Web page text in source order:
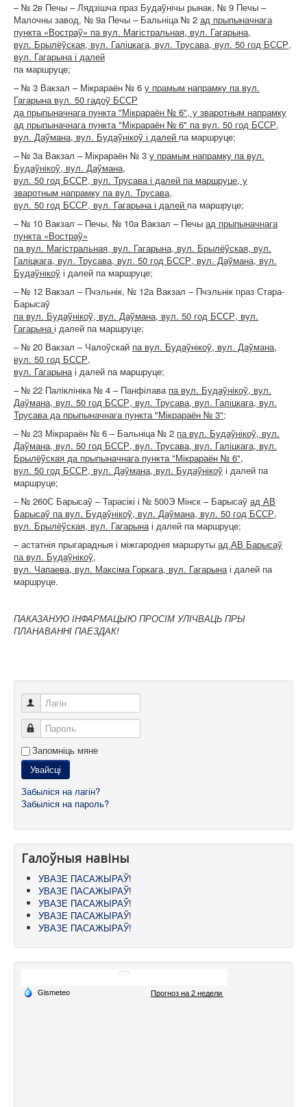
– № 2в Печы – Лядзішча праз Будаўнічы рынак, № 9 Печы –
Малочны завод, № 9а Печы – Бальніца № 2 ад прыпыначнага
пункта «Востраў» па вул. Магістральная, вул. Гагарына,
вул. Брылёўская, вул. Галіцкага, вул. Трусава, вул. 50 год БССР,
вул. Гагарына і далей
па маршруце;
– № 3 Вакзал – Мікрараён № 6 у прамым напрамку па вул.
Гагарына вул. 50 гадоў БССР
да прыпыначнага пункта "Мікрараён № 6", у зваротным напрамку
ад прыпыначнага пункта "Мікрараён № 6" па вул. 50 год БССР,
вул. Даўмана, вул. Будаўнікоў і далей па маршруце;
– № 3а Вакзал – Мікрараён № 3 у прамым напрамку па вул.
Будаўнікоў, вул. Даўмана,
вул. 50 год БССР, вул. Трусава і далей па маршруце, у
зваротным напрамку па вул. Трусава,
вул. 50 год БССР, вул. Гагарына і далей па маршруце;
– № 10 Вакзал – Печы, № 10а Вакзал – Печы ад прыпыначнага
пункта «Востраў»
па вул. Магістральная, вул. Гагарына, вул. Брылёўская, вул.
Галіцкага, вул. Трусава, вул. 50 год БССР, вул. Даўмана, вул.
Будаўнікоў і далей па маршруце;
– № 12 Вакзал – Пчэльнік, № 12а Вакзал – Пчэльнік праз Стара-
Барысаў
па вул. Будаўнікоў, вул. Даўмана, вул. 50 год БССР, вул.
Гагарынаі далей па маршруце;
– № 20 Вакзал – Чалоўскай па вул. Будаўнікоў, вул. Даўмана,
вул. 50 год БССР,
вул. Гагарынаі далей па маршруце;
– № 22 Паліклініка № 4 – Панфілава па вул. Будаўнікоў, вул.
Даўмана, вул. 50 год БССР, вул. Трусава, вул. Галіцкага, вул.
Трусава да прыпыначнага пункта "Мікрараён № 3";
– № 23 Мікрараён № 6 – Бальніца № 2 па вул. Будаўнікоў, вул.
Даўмана, вул. 50 год БССР, вул. Трусава, вул. Галіцкага, вул.
Брылёўская да прыпыначнага пункта "Мікрараён № 6",
вул. 50 год БССР, вул. Даўмана, вул. Будаўнікоў і далей па
маршруце;
– № 260С Барысаў – Тарасікі і № 500Э Мінск – Барысаў ад АВ
Барысаў па вул. Будаўнікоў, вул. Даўмана, вул. 50 год БССР,
вул. Брылёўская, вул. Гагарынаі далей па маршруце;
– астатнія прыгарадныя і міжгароднія маршруты ад АВ Барысаў
па вул. Будаўнікоў,
вул. Чапаева, вул. Максіма Горкага, вул. Гагарынаі далей па
маршруце.
ПАКАЗАНУЮ ІНФАРМАЦЫЮ ПРОСІМ УЛІЧВАЦЬ ПРЫ
ПЛАНАВАННІ ПАЕЗДАК!
Лагін
Пароль
Запомніць мяне
Увайсці
Забыліся на лагін?
Забыліся на пароль?
Галоўныя навіны
УВАЗЕ ПАСАЖЫРАЎ!
УВАЗЕ ПАСАЖЫРАЎ!
УВАЗЕ ПАСАЖЫРАЎ!
УВАЗЕ ПАСАЖЫРАЎ!
УВАЗЕ ПАСАЖЫРАЎ!